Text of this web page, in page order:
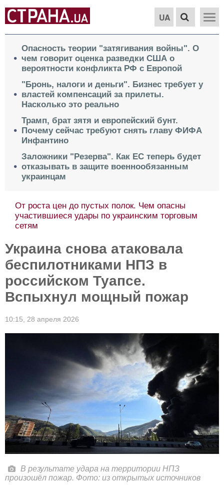
UA
Опасность теории "затягивания войны". О
чем говорит оценка разведки США о
вероятности конфликта РФ с Европой
"Бронь, налоги и деньги". Бизнес требует у
властей компенсаций за прилеты.
Насколько это реально
Трамп, брат зятя и европейский бунт.
Почему сейчас требуют снять главу ФИФА
Инфантино
Заложники "Резерва". Как ЕС теперь будет
отказывать в защите военнообязанным
украинцам
От роста цен до пустых полок. Чем опасны
участившиеся удары по украинским торговым
сетям
Украина снова атаковала
беспилотниками НПЗ в
российском Туапсе.
Вспыхнул мощный пожар
10:15, 28 апреля 2026
В результате удара на территории НПЗ
произошёл пожар. Фото: из открытых источников